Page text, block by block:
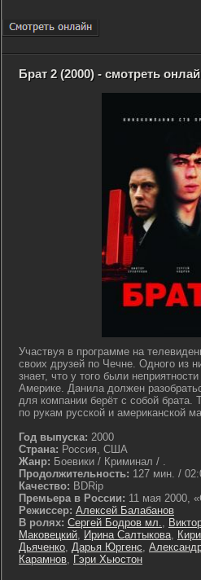
Брат 2 (2000) - смотреть
Участвуя в программе на
своих друзей по Чечне. Одного из
знает, что у того были
Америке. Данила должен
для компании берёт с собой брата.
по рукам русской и американской
Год выпуска: 2000
Страна: Россия, США
Жанр: Боевики / Криминал / .
Продолжительность: 127 мин. /
Качество: BDRip
Премьера в России: 11 мая 2000,
Режиссер: Алексей Балабанов
В ролях: Сергей Бодров мл.,
Маковецкий, Ирина Салтыкова,
Дьяченко, Дарья Юргенс,
Карамнов, Гэри Хьюстон